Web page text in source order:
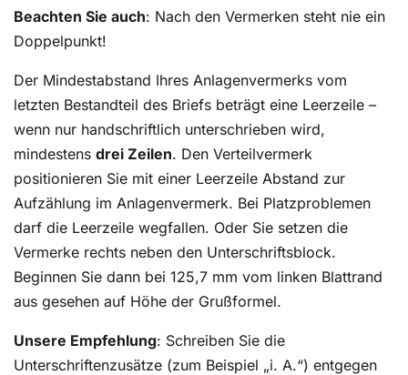
Beachten Sie auch: Nach den Vermerken steht nie ein
Doppelpunkt!
Der Mindestabstand Ihres Anlagenvermerks vom
letzten Bestandteil des Briefs beträgt eine Leerzeile –
wenn nur handschriftlich unterschrieben wird,
mindestens drei Zeilen. Den Verteilvermerk
positionieren Sie mit einer Leerzeile Abstand zur
Aufzählung im Anlagenvermerk. Bei Platzproblemen
darf die Leerzeile wegfallen. Oder Sie setzen die
Vermerke rechts neben den Unterschriftsblock.
Beginnen Sie dann bei 125,7 mm vom linken Blattrand
aus gesehen auf Höhe der Grußformel.
Unsere Empfehlung: Schreiben Sie die
Unterschriftenzusätze (zum Beispiel „i. A.“) entgegen